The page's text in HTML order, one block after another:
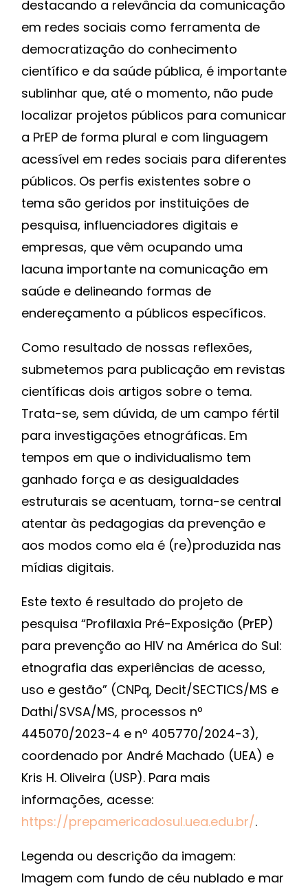
destacando a relevância da comunicação
em redes sociais como ferramenta de
democratização do conhecimento
científico e da saúde pública, é importante
sublinhar que, até o momento, não pude
localizar projetos públicos para comunicar
a PrEP de forma plural e com linguagem
acessível em redes sociais para diferentes
públicos. Os perfis existentes sobre o
tema são geridos por instituições de
pesquisa, influenciadores digitais e
empresas, que vêm ocupando uma
lacuna importante na comunicação em
saúde e delineando formas de
endereçamento a públicos específicos.
Como resultado de nossas reflexões,
submetemos para publicação em revistas
científicas dois artigos sobre o tema.
Trata-se, sem dúvida, de um campo fértil
para investigações etnográficas. Em
tempos em que o individualismo tem
ganhado força e as desigualdades
estruturais se acentuam, torna-se central
atentar às pedagogias da prevenção e
aos modos como ela é (re)produzida nas
mídias digitais.
Este texto é resultado do projeto de
pesquisa “Profilaxia Pré-Exposição (PrEP)
para prevenção ao HIV na América do Sul:
etnografia das experiências de acesso,
uso e gestão” (CNPq, Decit/SECTICS/MS e
Dathi/SVSA/MS, processos nº
445070/2023-4 e nº 405770/2024-3),
coordenado por André Machado (UEA) e
Kris H. Oliveira (USP). Para mais
informações, acesse:
https://prepamericadosul.uea.edu.br/.
Legenda ou descrição da imagem:
Imagem com fundo de céu nublado e mar